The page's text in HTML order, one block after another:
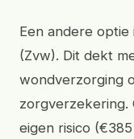
Een andere
(Zvw). Dit dekt
wondverzorging
zorgverzekering.
eigen risico